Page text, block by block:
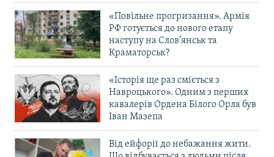
«Повільне прогризання». Армія
РФ готується до нового етапу
наступу на Слов’янськ та
Краматорськ?
«Історія ще раз сміється з
Навроцького». Одним з перших
кавалерів Ордена Білого Орла був
Іван Мазепа
Від ейфорії до небажання жити.